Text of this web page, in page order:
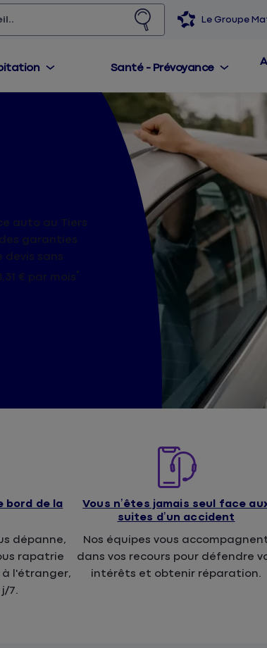
Le Groupe
Santé - Prévoyance
auto au Tiers
garanties
devis sans
€ par mois *
bord de la
dépanne,
rapatrie
l'étranger,
7.
Vous n’êtes jamais seul face
suites d’un accident
Nos équipes vous
dans vos recours pour défendre
intérêts et obtenir réparation.